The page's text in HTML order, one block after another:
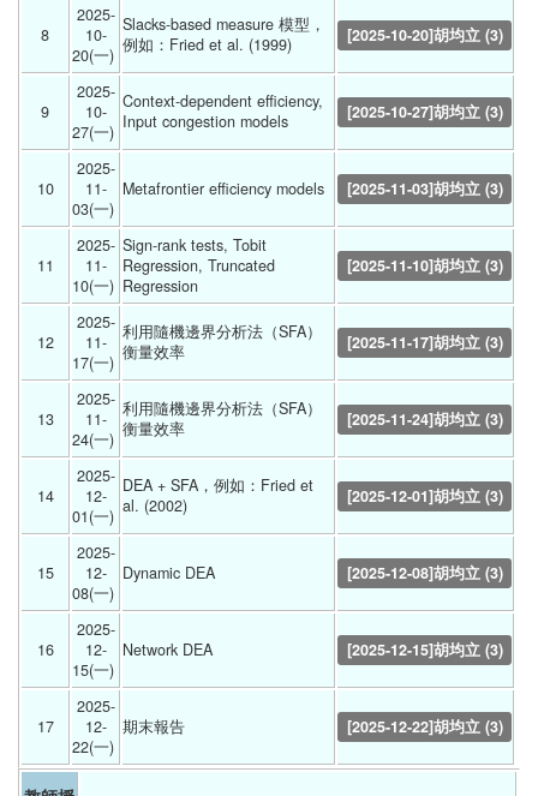
8
2025-
10-
20(一)
Slacks-based measure 模型，
例如：Fried et al. (1999)
[2025-10-20]胡均立 (3)
9
2025-
10-
27(一)
Context-dependent efficiency,
Input congestion models
[2025-10-27]胡均立 (3)
10
2025-
11-
03(一)
Metafrontier efficiency models [2025-11-03]胡均立 (3)
11
2025-
11-
10(一)
Sign-rank tests, Tobit
Regression, Truncated
Regression
[2025-11-10]胡均立 (3)
12
2025-
11-
17(一)
利用隨機邊界分析法（SFA）
衡量效率
[2025-11-17]胡均立 (3)
13
2025-
11-
24(一)
利用隨機邊界分析法（SFA）
衡量效率
[2025-11-24]胡均立 (3)
14
2025-
12-
01(一)
DEA + SFA，例如：Fried et
al. (2002)
[2025-12-01]胡均立 (3)
15
2025-
12-
08(一)
Dynamic DEA [2025-12-08]胡均立 (3)
16
2025-
12-
15(一)
Network DEA [2025-12-15]胡均立 (3)
17
2025-
12-
22(一)
期末報告 [2025-12-22]胡均立 (3)